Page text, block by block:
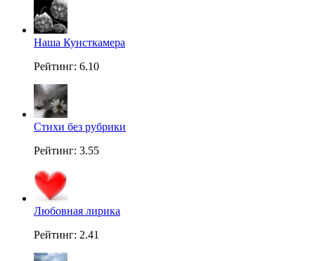
Наша Кунсткамера
Рейтинг: 6.10
Стихи без рубрики
Рейтинг: 3.55
Любовная лирика
Рейтинг: 2.41